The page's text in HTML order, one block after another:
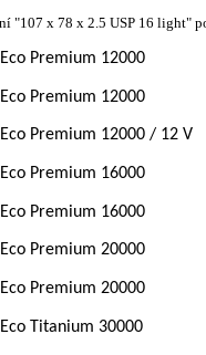
"107 x 78 x 2.5 USP 16 light"
Premium 12000
Premium 12000
Premium 12000 / 12 V
Premium 16000
Premium 16000
Premium 20000
Premium 20000
Titanium 30000